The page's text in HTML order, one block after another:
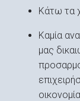
Κάτω τα
Καμία
μας